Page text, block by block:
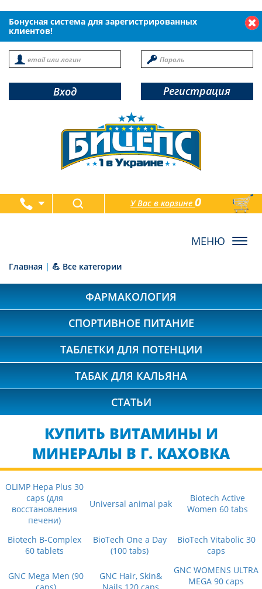
Бонусная система для зарегистрированных
клиентов!
Вход Регистрация
У Вас в корзине0
товаров
Главная | 💪 Все категории
ФАРМАКОЛОГИЯ
СПОРТИВНОЕ ПИТАНИЕ
ТАБЛЕТКИ ДЛЯ ПОТЕНЦИИ
ТАБАК ДЛЯ КАЛЬЯНА
СТАТЬИ
КУПИТЬ ВИТАМИНЫ И
МИНЕРАЛЫ В Г. КАХОВКА
OLIMP Hepa Plus 30
caps (для
восстановления
печени)
Universal animal pak
Biotech Active
Women 60 tabs
Biotech B-Complex
60 tablets
BioTech One a Day
(100 tabs)
BioTech Vitabolic 30
caps
GNC Mega Men (90
caps)
GNC Hair, Skin&
Nails 120 caps
GNC WOMENS ULTRA
MEGA 90 caps